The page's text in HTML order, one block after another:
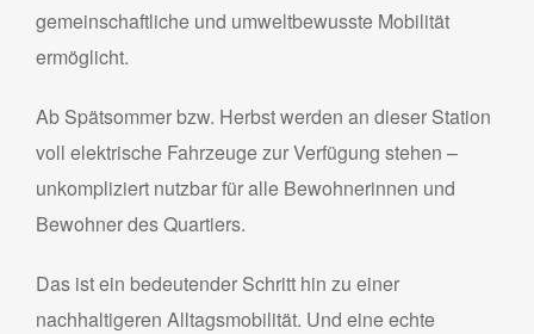
gemeinschaftliche und umweltbewusste Mobilität
ermöglicht.
Ab Spätsommer bzw. Herbst werden an dieser Station
voll elektrische Fahrzeuge zur Verfügung stehen –
unkompliziert nutzbar für alle Bewohnerinnen und
Bewohner des Quartiers.
Das ist ein bedeutender Schritt hin zu einer
nachhaltigeren Alltagsmobilität. Und eine echte